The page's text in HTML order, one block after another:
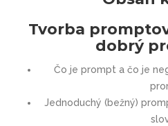
Tvorba
dobrý
Čo je prompt a čo je
Jednoduchý (bežný)